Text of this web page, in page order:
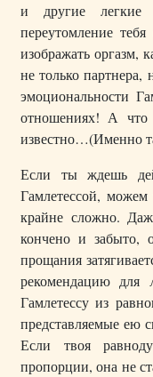
и другие легкие
переутомление
изображать оргазм,
не только партнера,
эмоциональности
отношениях! А
известно…(Именно
Если ты ждешь
Гамлетессой, можем
крайне сложно.
кончено и забыто,
прощания
рекомендацию для
Гамлетессу из
представляемые ею
Если твоя
пропорции, она не